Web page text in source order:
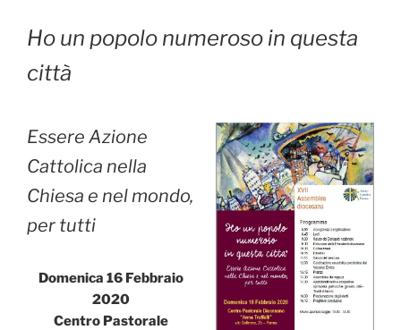
Ho un popolo numeroso in questa
città
Essere Azione
Cattolica nella
Chiesa e nel mondo,
per tutti
Domenica 16 Febbraio
2020
Centro Pastorale